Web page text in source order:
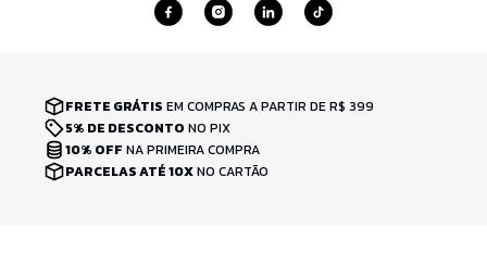
FRETE GRÁTIS EM COMPRAS A PARTIR DE R$ 399
5% DE DESCONTO NO PIX
10% OFF NA PRIMEIRA COMPRA
PARCELAS ATÉ 10XNO CARTÃO